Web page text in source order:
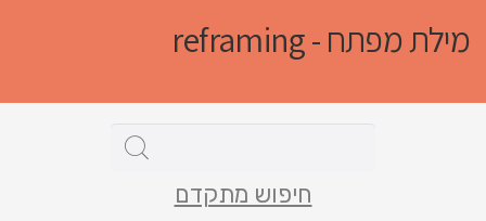
מילת מפתח - reframing
חיפוש מתקדם